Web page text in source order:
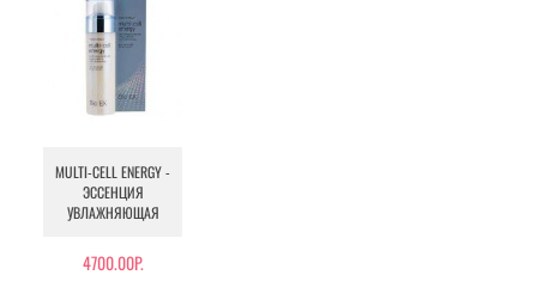
MULTI-CELL ENERGY -
ЭССЕНЦИЯ
УВЛАЖНЯЮЩАЯ
4700.00Р.